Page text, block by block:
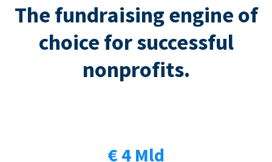
The fundraising engine of
choice for successful
nonprofits.
€ 4 Mld